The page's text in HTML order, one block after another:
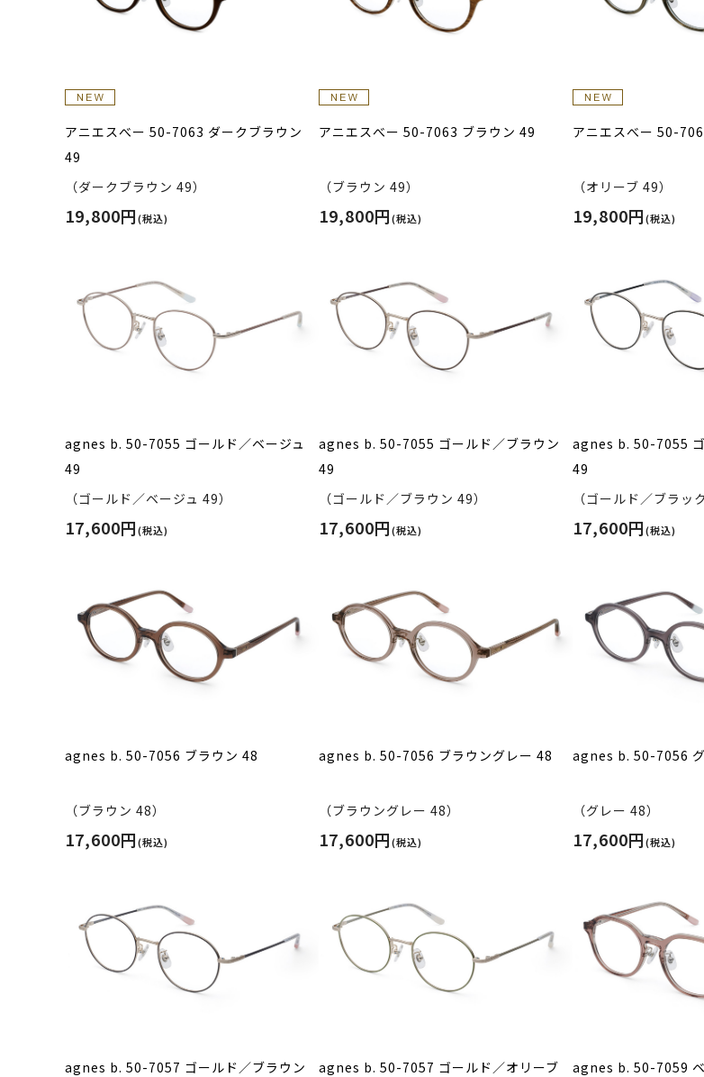
アニエスべー 50-7063 ダークブラウン
49
（ダークブラウン 49）
19,800円(税込)
アニエスべー 50-7063 ブラウン 49
（ブラウン 49）
19,800円(税込)
アニエスべー 50-
（オリーブ 49）
19,800円(税込)
agnes b. 50-7055 ゴールド／ベージュ
49
（ゴールド／ベージュ 49）
17,600円(税込)
agnes b. 50-7055 ゴールド／ブラウン
49
（ゴールド／ブラウン 49）
17,600円(税込)
agnes b. 50-7055
49
（ゴールド／ブラッ
17,600円(税込)
agnes b. 50-7056 ブラウン 48
（ブラウン 48）
17,600円(税込)
agnes b. 50-7056 ブラウングレー 48
（ブラウングレー 48）
17,600円(税込)
agnes b. 50-7056
（グレー 48）
17,600円(税込)
agnes b. 50-7057 ゴールド／ブラウン
agnes b. 50-7057 ゴールド／オリーブ
agnes b. 50-7059